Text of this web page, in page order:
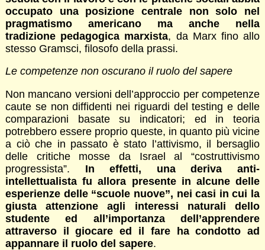
occupato una posizione centrale non solo nel
pragmatismo americano ma anche nella
tradizione pedagogica marxista, da Marx fino allo
stesso Gramsci, filosofo della prassi.
Le competenze non oscurano il ruolo del sapere
Non mancano versioni dell’approccio per competenze
caute se non diffidenti nei riguardi del testing e delle
comparazioni basate su indicatori; ed in teoria
potrebbero essere proprio queste, in quanto più vicine
a ciò che in passato è stato l’attivismo, il bersaglio
delle critiche mosse da Israel al “costruttivismo
progressista”. In effetti, una deriva anti-
intellettualista fu allora presente in alcune delle
esperienze delle “scuole nuove”, nei casi in cui la
giusta attenzione agli interessi naturali dello
studente ed all’importanza dell’apprendere
attraverso il giocare ed il fare ha condotto ad
appannare il ruolo del sapere.